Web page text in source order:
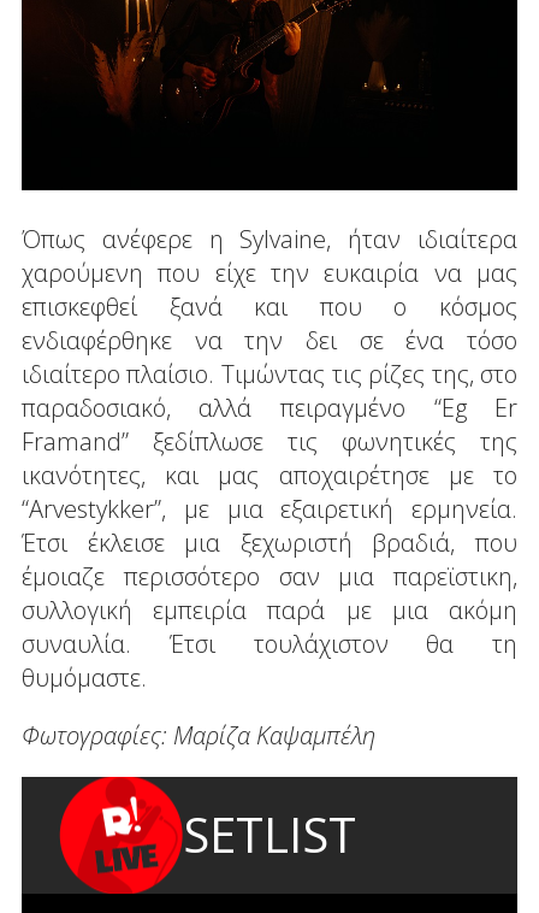
Όπως ανέφερε η Sylvaine, ήταν ιδιαίτερα
χαρούμενη που είχε την ευκαιρία να μας
επισκεφθεί ξανά και που ο κόσμος
ενδιαφέρθηκε να την δει σε ένα τόσο
ιδιαίτερο πλαίσιο. Τιμώντας τις ρίζες της, στο
παραδοσιακό, αλλά πειραγμένο “Eg Er
Framand” ξεδίπλωσε τις φωνητικές της
ικανότητες, και μας αποχαιρέτησε με το
“Arvestykker”, με μια εξαιρετική ερμηνεία.
Έτσι έκλεισε μια ξεχωριστή βραδιά, που
έμοιαζε περισσότερο σαν μια παρεϊστικη,
συλλογική εμπειρία παρά με μια ακόμη
συναυλία. Έτσι τουλάχιστον θα τη
θυμόμαστε.
Φωτογραφίες: Μαρίζα Καψαμπέλη
SETLIST